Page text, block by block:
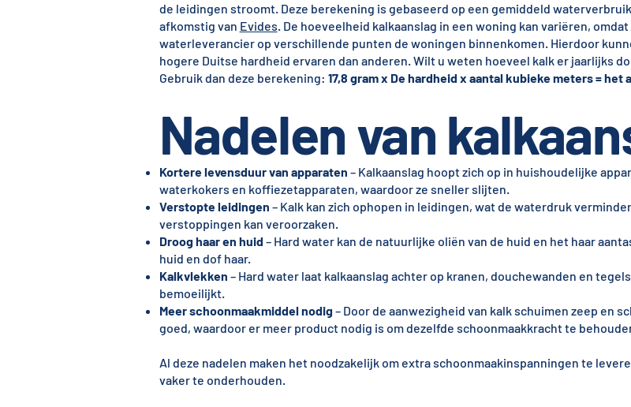
de leidingen stroomt. Deze berekening is gebaseerd op een gemiddeld
afkomstig van Evides. De hoeveelheid kalkaanslag in een woning kan variëren,
waterleverancier op verschillende punten de woningen binnenkomen. Hierdoor
hogere Duitse hardheid ervaren dan anderen. Wilt u weten hoeveel kalk er jaarlijks
Gebruik dan deze berekening: 17,8 gram x De hardheid x aantal kubieke meters = het
Nadelen van
Kortere levensduur van apparaten – Kalkaanslag hoopt zich op in huishoudelijke
waterkokers en koffiezetapparaten, waardoor ze sneller slijten.
Verstopte leidingen – Kalk kan zich ophopen in leidingen, wat de waterdruk
verstoppingen kan veroorzaken.
Droog haar en huid – Hard water kan de natuurlijke oliën van de huid en het haar
huid en dof haar.
Kalkvlekken – Hard water laat kalkaanslag achter op kranen, douchewanden en
bemoeilijkt.
Meer schoonmaakmiddel nodig– Door de aanwezigheid van kalk schuimen zeep en
goed, waardoor er meer product nodig is om dezelfde schoonmaakkracht te
Al deze nadelen maken het noodzakelijk om extra schoonmaakinspanningen te
vaker te onderhouden.